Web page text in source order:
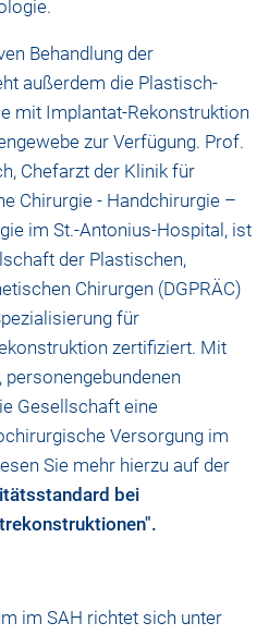
Behandlung der
außerdem die Plastisch-
mit Implantat-Rekonstruktion
zur Verfügung. Prof.
Chefarzt der Klinik für
Chirurgie - Handchirurgie –
im St.-Antonius-Hospital, ist
der Plastischen,
Chirurgen (DGPRÄC)
für
zertifiziert. Mit
Gesellschaft eine
Versorgung im
Sie mehr hierzu auf der
bei
im SAH richtet sich unter